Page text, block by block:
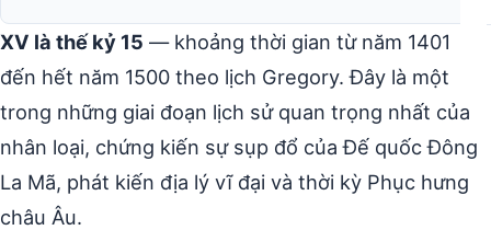
XV là thế kỷ 15 — khoảng thời gian từ năm 1401
đến hết năm 1500 theo lịch Gregory. Đây là một
trong những giai đoạn lịch sử quan trọng nhất của
nhân loại, chứng kiến sự sụp đổ của Đế quốc Đông
La Mã, phát kiến địa lý vĩ đại và thời kỳ Phục hưng
châu Âu.